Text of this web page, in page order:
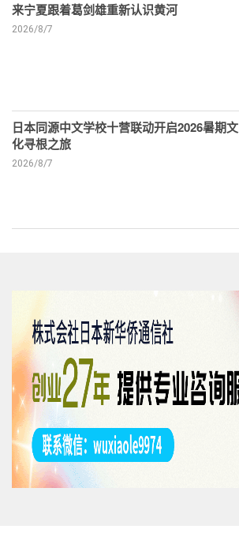
来宁夏跟着葛剑雄重新认识黄河
2026/8/7
日本同源中文学校十营联动开启2026暑期文
化寻根之旅
2026/8/7